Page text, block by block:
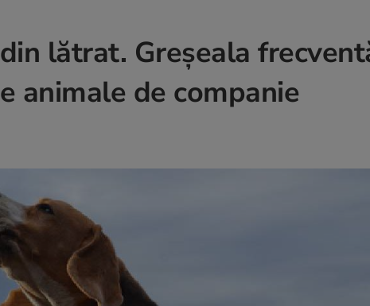
lătrat. Greșeala
animale de companie